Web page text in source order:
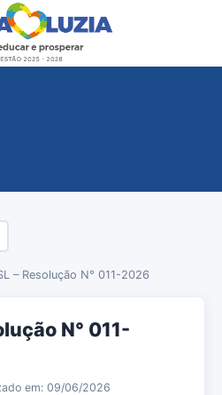
– Resolução N° 011-2026
N° 011-
em: 09/06/2026